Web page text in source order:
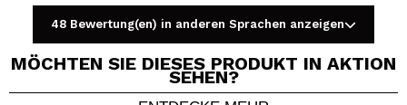
48 Bewertung(en) in anderen Sprachen anzeigen
MÖCHTEN SIE DIESES PRODUKT IN AKTION
SEHEN?